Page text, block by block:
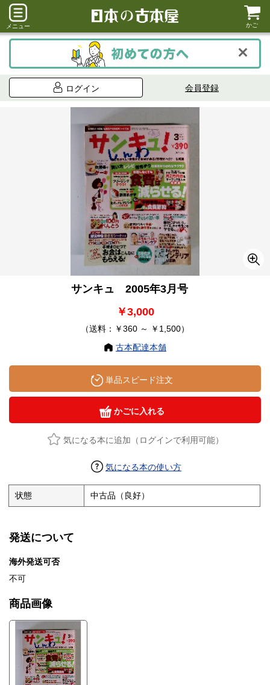
メニュー かご
ログイン 会員登録
サンキュ 2005年3月号
￥3,000
（送料：￥360 ～ ￥1,500）
古本配達本舗
単品スピード注文
かごに入れる
気になる本に追加（ログインで利用可能）
気になる本の使い方
状態 中古品（良好）
発送について
海外発送可否
不可
商品画像